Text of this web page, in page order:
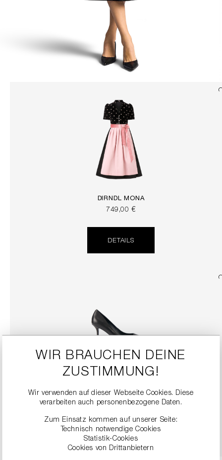
DIRNDL MONA
749,00 €
DETAILS
299,00 €
DETAILS
WIR BRAUCHEN DEINE
ZUSTIMMUNG!
Wir verwenden auf dieser Webseite Cookies. Diese
verarbeiten auch personenbezogene Daten.
Zum Einsatz kommen auf unserer Seite:
Technisch notwendige Cookies
Statistik-Cookies
Cookies von Drittanbietern